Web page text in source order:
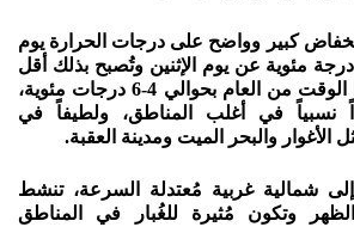
كبير وواضح على درجات الحرارة يوم
الثلاثاء وبأكثر من 12 درجة مئوية عن يوم الإثنين وتُصبح بذلك أقل
من مُعدلاتها لمثل هذا الوقت من العام بحوالي 4-6 درجات مئوية،
نسبياً في أغلب المناطق، ولطيفاً في
الأغوار والبحر الميت ومدينة العقبة.
إلى شمالية غربية مُعتدلة السرعة، تنشط
وتكون مُثيرة للغُبار في المناطق